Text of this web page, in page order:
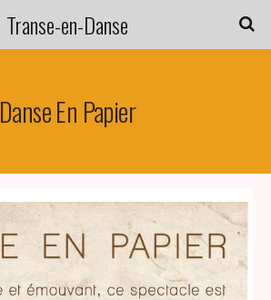
Transe-en-Danse
Danse En Papier